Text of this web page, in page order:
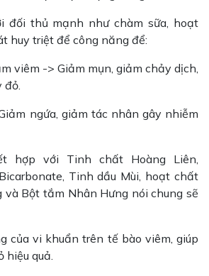
đối thủ mạnh như chàm sữa, hoạt
huy triệt để công năng để:
viêm -> Giảm mụn, giảm chảy dịch,
đỏ.
ngứa, giảm tác nhân gây nhiễm
hợp với Tinh chất Hoàng Liên,
Tinh dầu Mùi, hoạt chất
và Bột tắm Nhân Hưng nói chung sẽ
của vi khuẩn trên tế bào viêm, giúp
hiệu quả.